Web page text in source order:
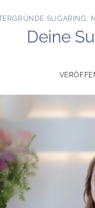
SUGARING ,
Deine